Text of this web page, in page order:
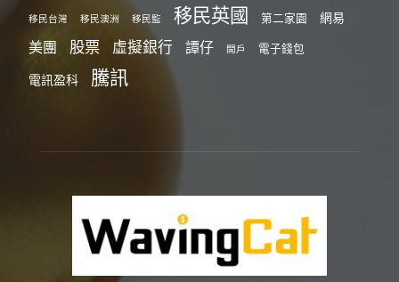
移民台灣 移民澳洲 移民監 移民英國 第二家園 網易
美團 股票 虛擬銀行 譚仔 開戶 電子錢包
電訊盈科 騰訊